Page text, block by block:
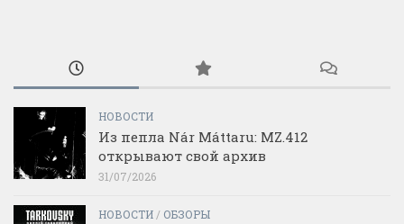
НОВОСТИ
Из пепла Nár Máttaru: MZ.412
открывают свой архив
31/07/2026
НОВОСТИ / ОБЗОРЫ